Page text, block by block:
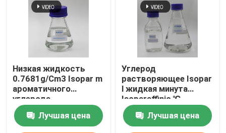
Низкая жидкость
0.7681g/Cm3 Isopar m
ароматичного
углерода
растворяющая для
личной заботы в
России
Лучшая цена
Углерод
растворяющее Isopar
l жидкая минута
Isoparaffinic ℃
горячей точки 62 для
продукции макияжа
Лучшая цена